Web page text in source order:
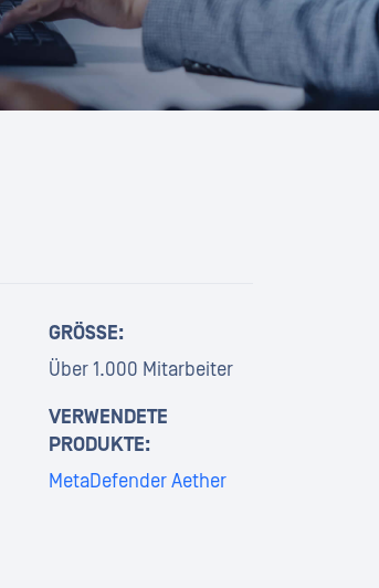
GRÖSSE:
Über 1.000 Mitarbeiter
VERWENDETE
PRODUKTE:
MetaDefender Aether